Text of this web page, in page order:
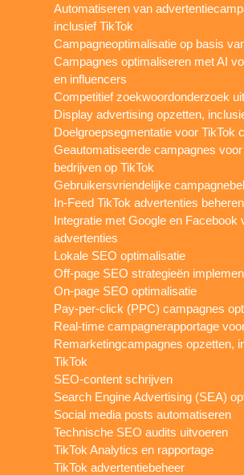
Automatiseren van
inclusief TikTok
Campagneoptimalisatie op basis
Campagnes optimaliseren met AI
en influencers
Competitief zoekwoordonderzoek
Display advertising opzetten,
Doelgroepsegmentatie voor TikTok
Geautomatiseerde campagnes
bedrijven op TikTok
Gebruikersvriendelijke
In-Feed TikTok advertenties beheren
Integratie met Google en Facebook
advertenties
Lokale SEO optimalisatie
Off-page SEO strategieën
On-page SEO optimalisatie
Pay-per-click (PPC) campagnes
Real-time campagnerapportage
Remarketingcampagnes opzetten,
TikTok
SEO-content schrijven
Search Engine Advertising (SEA)
Social media posts automatiseren
Technische SEO audits uitvoeren
TikTok Analytics en rapportage
TikTok advertentiebeheer